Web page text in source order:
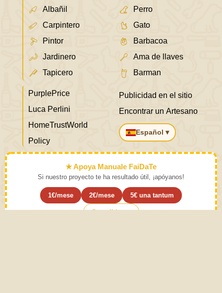
Albañil
Carpintero
Pintor
Jardinero
Tapicero
Perro
Gato
Barbacoa
Ama de llaves
Barman
PurplePrice
Luca Perlini
HomeTrustWorld
Policy
Publicidad en el sitio
Encontrar un Artesano
Español ▾
★ Apoya Manuale FaiDaTe
Si nuestro proyecto te ha resultado útil, ¡apóyanos!
1€/mese 2€/mese 5€ una tantum
Suscribirse ›